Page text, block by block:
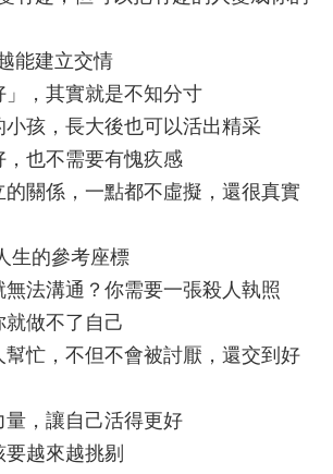
能建立交情
」，其實就是不知分寸
小孩，長大後也可以活出精采
，也不需要有愧疚感
的關係，一點都不虛擬，還很真實
生的參考座標
法溝通？你需要一張殺人執照
做不了自己
幫忙，不但不會被討厭，還交到好
量，讓自己活得更好
越來越挑剔